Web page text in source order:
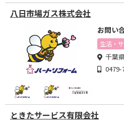
八日市場ガス株式会社
お問い
生活・
千葉
0479-
ときたサービス有限会社